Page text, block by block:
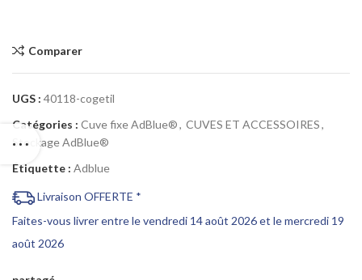
Comparer
UGS : 40118-cogetil
Catégories : Cuve fixe AdBlue®, CUVES ET ACCESSOIRES,
Stockage AdBlue®
Étiquette : Adblue
Livraison OFFERTE *
Faites-vous livrer entre le vendredi 14 août 2026 et le mercredi 19
août 2026